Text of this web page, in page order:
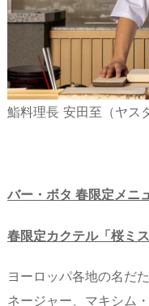
鮨料理長 安田至（ヤス
バー・ボタ 春限定メニ
春限定カクテル「桜ミス
ヨーロッパ各地の名だ
ネージャー、マキシム